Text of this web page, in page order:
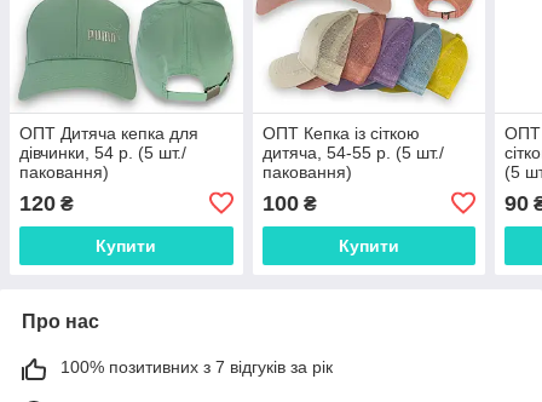
ОПТ Дитяча кепка для
дівчинки, 54 р. (5 шт./
паковання)
120 ₴
Купити
ОПТ Кепка із сіткою
дитяча, 54-55 р. (5 шт./
паковання)
100₴
Купити
ОПТ
(5
90
Про нас
100% позитивних з 7 відгуків за рік